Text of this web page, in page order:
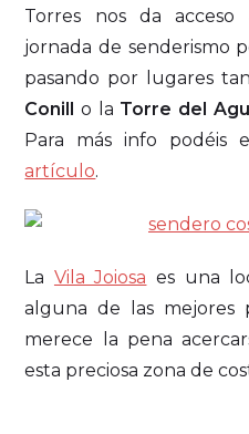
Torres nos da
jornada de senderismo
pasando por lugares
Conill o la Torre del
Para más info podéis
artículo.
La Vila Joiosa es una
alguna de las mejores
merece la pena
esta preciosa zona de